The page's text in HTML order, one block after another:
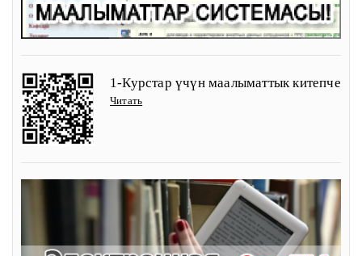
1-Курстар үчүн маалыматтык китепче
Читать